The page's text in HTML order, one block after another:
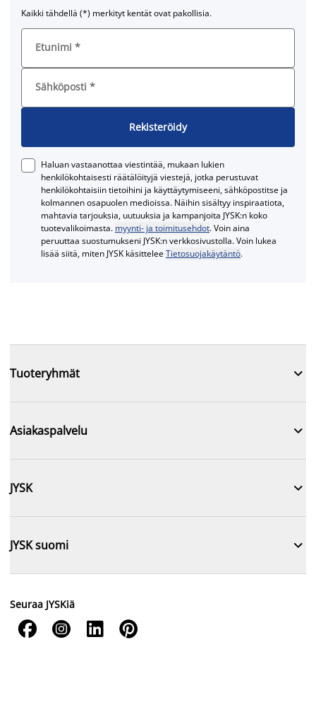
Kaikki tähdellä (*) merkityt kentät ovat pakollisia.
Etunimi *
Sähköposti *
Rekisteröidy
Haluan vastaanottaa viestintää, mukaan lukien
henkilökohtaisesti räätälöityjä viestejä, jotka perustuvat
henkilökohtaisiin tietoihini ja käyttäytymiseeni, sähköpostitse ja
kolmannen osapuolen medioissa. Näihin sisältyy inspiraatiota,
mahtavia tarjouksia, uutuuksia ja kampanjoita JYSK:n koko
tuotevalikoimasta. myynti- ja toimitusehdot. Voin aina
peruuttaa suostumukseni JYSK:n verkkosivustolla. Voin lukea
lisää siitä, miten JYSK käsitteleeTietosuojakäytäntö.
Tuoteryhmät 
Asiakaspalvelu 
JYSK 
JYSK suomi 
Seuraa JYSKiä
   